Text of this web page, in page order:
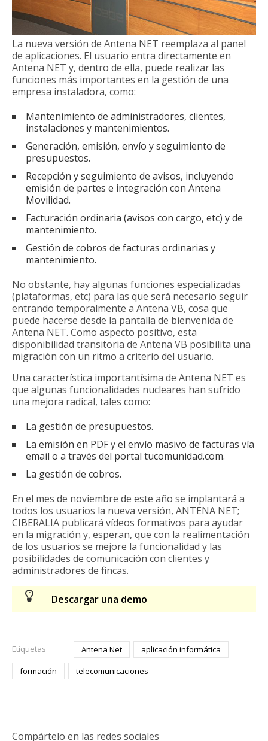
La nueva versión de Antena NET reemplaza al panel
de aplicaciones. El usuario entra directamente en
Antena NET y, dentro de ella, puede realizar las
funciones más importantes en la gestión de una
empresa instaladora, como:
Mantenimiento de administradores, clientes,
instalaciones y mantenimientos.
Generación, emisión, envío y seguimiento de
presupuestos.
Recepción y seguimiento de avisos, incluyendo
emisión de partes e integración con Antena
Movilidad.
Facturación ordinaria (avisos con cargo, etc) y de
mantenimiento.
Gestión de cobros de facturas ordinarias y
mantenimiento.
No obstante, hay algunas funciones especializadas
(plataformas, etc) para las que será necesario seguir
entrando temporalmente a Antena VB, cosa que
puede hacerse desde la pantalla de bienvenida de
Antena NET. Como aspecto positivo, esta
disponibilidad transitoria de Antena VB posibilita una
migración con un ritmo a criterio del usuario.
Una característica importantísima de Antena NET es
que algunas funcionalidades nucleares han sufrido
una mejora radical, tales como:
La gestión de presupuestos.
La emisión en PDF y el envío masivo de facturas vía
email o a través del portal tucomunidad.com.
La gestión de cobros.
En el mes de noviembre de este año se implantará a
todos los usuarios la nueva versión, ANTENA NET;
CIBERALIA publicará vídeos formativos para ayudar
en la migración y, esperan, que con la realimentación
de los usuarios se mejore la funcionalidad y las
posibilidades de comunicación con clientes y
administradores de fincas.
Descargar una demo
Etiquetas Antena Net
aplicación informática
formación
telecomunicaciones
Compártelo en las redes sociales